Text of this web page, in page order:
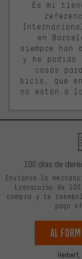
Es mi
en
siempre han
y he podido
cosas
bicis, que en
no están a
Herbert,
100 días de
Envíanos la
transcurso de
compra y te
pago
Al